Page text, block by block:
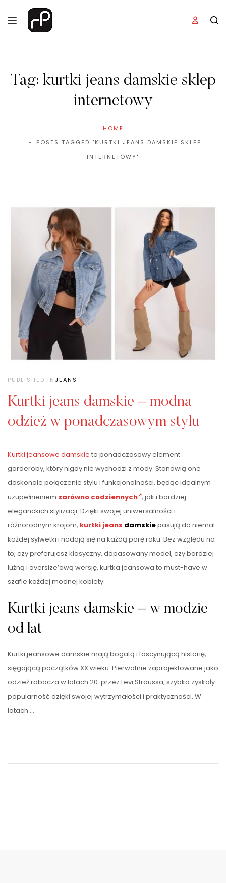
Tag: kurtki jeans damskie sklep
internetowy
HOME
POSTS TAGGED "KURTKI JEANS DAMSKIE SKLEP
INTERNETOWY"
PUBLISHED IN JEANS
Kurtki jeans damskie – modna
odzież w ponadczasowym stylu
Kurtki jeansowe damskie to ponadczasowy element
garderoby, który nigdy nie wychodzi z mody. Stanowią one
doskonałe połączenie stylu i funkcjonalności, będąc idealnym
uzupełnieniem zarówno codziennych , jak i bardziej
eleganckich stylizacji. Dzięki swojej uniwersalności i
różnorodnym krojom, kurtki jeans damskiepasują do niemal
każdej sylwetki i nadają się na każdą porę roku. Bez względu na
to, czy preferujesz klasyczny, dopasowany model, czy bardziej
luźną i oversize’ową wersję, kurtka jeansowa to must-have w
szafie każdej modnej kobiety.
Kurtki jeans damskie – w modzie
od lat
Kurtki jeansowe damskie mają bogatą i fascynującą historię,
sięgającą początków XX wieku. Pierwotnie zaprojektowane jako
odzież robocza w latach 20. przez Levi Straussa, szybko zyskały
popularność dzięki swojej wytrzymałości i praktyczności. W
latach …